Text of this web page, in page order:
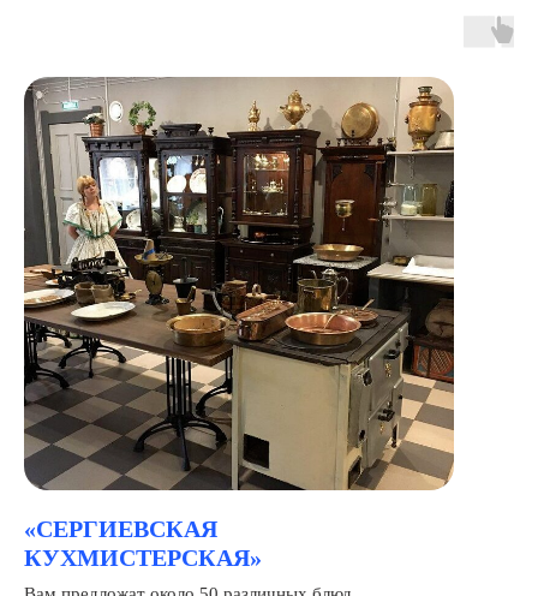
«СЕРГИЕВСКАЯ
КУХМИСТЕРСКАЯ»